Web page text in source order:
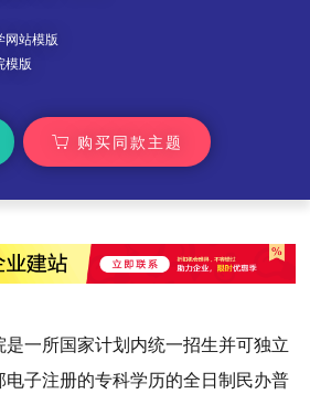
网站模版
模版
购买同款主题
一所国家计划内统一招生并可独立
子注册的专科学历的全日制民办普